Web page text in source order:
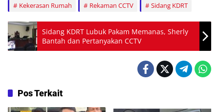
Kekerasan Rumah
Rekaman CCTV Sidang KDRT
Sidang KDRT Lubuk Pakam Memanas, Sherly
Bantah dan Pertanyakan CCTV
Pos Terkait